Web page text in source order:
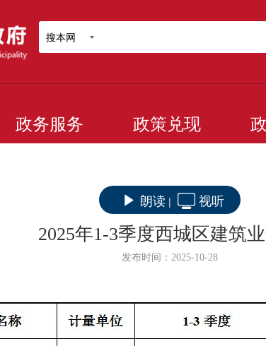
搜本网
政务服务 政策兑现
朗读 | 视听
2025年1-3季度西城区建筑
发布时间：2025-10-28